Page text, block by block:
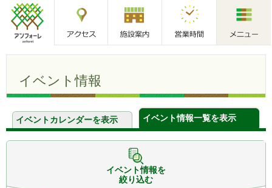
アンフォーレ 施設案内 営業時間
イベント情報
イベントカレンダーを表示 イベント情報一覧を表示
イベント情報を
絞り込む